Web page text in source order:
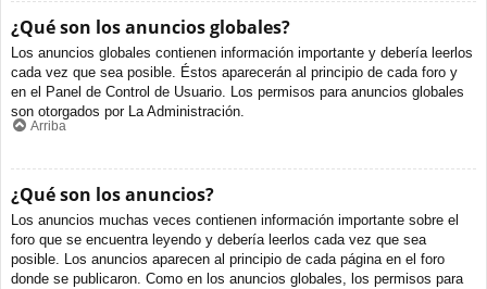
¿Qué son los anuncios globales?
Los anuncios globales contienen información importante y debería leerlos
cada vez que sea posible. Éstos aparecerán al principio de cada foro y
en el Panel de Control de Usuario. Los permisos para anuncios globales
son otorgados por La Administración.
Arriba
¿Qué son los anuncios?
Los anuncios muchas veces contienen información importante sobre el
foro que se encuentra leyendo y debería leerlos cada vez que sea
posible. Los anuncios aparecen al principio de cada página en el foro
donde se publicaron. Como en los anuncios globales, los permisos para